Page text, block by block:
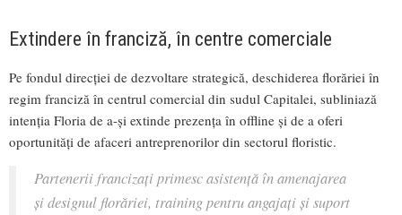
Extindere în franciză, în centre comerciale
Pe fondul direcției de dezvoltare strategică, deschiderea florăriei în
regim franciză în centrul comercial din sudul Capitalei, subliniază
intenția Floria de a-și extinde prezența în offline și de a oferi
oportunități de afaceri antreprenorilor din sectorul floristic.
Partenerii francizați primesc asistență în amenajarea
și designul florăriei, training pentru angajați și suport